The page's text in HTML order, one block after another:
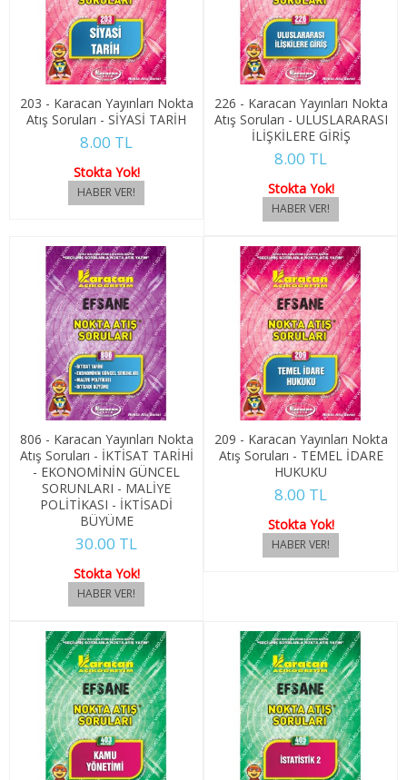
4. SINIF 8. YARIYIL ULUSLARARASI İLŞ
KONAKLAMA İŞLETMECİLİĞİ
1. SINIF 1. YARIYIL KONAKLAMA İŞL
1. SINIF 2. YARIYIL KONAKLAMA İŞL
2. SINIF 3. YARIYIL KONAKLAMA İŞL
3. SINIF 5. YARIYIL KONAKLAMA İŞL
3. SINIF 6. YARIYIL KONAKLAMA İŞL
4. SINIF 7. YARIYIL KONAKLAMA İŞL
4. SINIF 8. YARIYIL KONAKLAMA İŞL
TÜRK DİLİ VE EDEBİYATI
1. SINIF 1. YARIYIL TÜRK DİLİ
1. SINIF 2. YARIYIL TÜRK DİLİ
2. SINIF 4. YARIYIL TÜRK DİLİ
3. SINIF 5. YARIYIL TÜRK DİLİ
3. SINIF 6. YARIYIL TÜRK DİLİ
4. SINIF 7. YARIYIL TÜRK DİLİ
4. SINIF 8. YARIYIL TÜRK DİLİ
203 - Karacan Yayınları Nokta
Atış Soruları - SİYASİ TARİH
8.00 TL
Stokta Yok!
226 - Karacan Yayınları Nokta
Atış Soruları - ULUSLARARASI
İLİŞKİLERE GİRİŞ
8.00 TL
Stokta Yok!
806 - Karacan Yayınları Nokta
Atış Soruları - İKTİSAT TARİHİ
- EKONOMİNİN GÜNCEL
SORUNLARI - MALİYE
POLİTİKASI - İKTİSADİ
BÜYÜME
30.00 TL
Stokta Yok!
209 - Karacan Yayınları Nokta
Atış Soruları - TEMEL İDARE
HUKUKU
8.00 TL
Stokta Yok!